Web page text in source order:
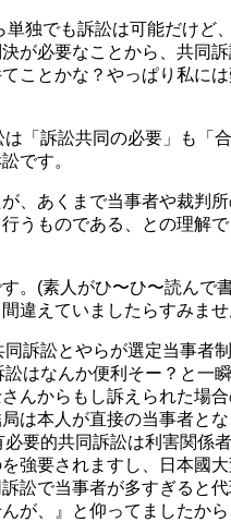
独でも訴訟は可能だけど
が必要なことから、共同
ことかな？やっぱり私には
は「訴訟共同の必要」も「
です。
、あくまで当事者や裁判所
うものである、との理解
。(素人がひ〜ひ〜読んで
違えていましたらすみま
同訴訟とやらが選定当事者
訟はなんか便利そー？と一
んからもし訴えられた場
は本人が直接の当事者と
必要的共同訴訟は利害関係
強要されますし、日本國
訟で当事者が多すぎると
が、』と仰ってましたか